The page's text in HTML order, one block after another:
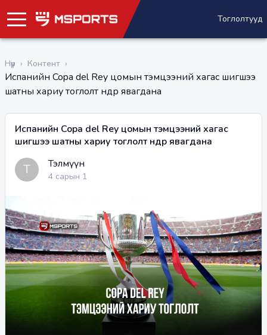
Тоглолтууд
Нүүр › Контент ›
Испанийн Copa del Rey цомын тэмцээний хагас шигшээ
шатны хариу тоглолт өнөөдөр явагдана
Испанийн Copa del Rey цомын тэмцээний хагас
шигшээ шатны хариу тоглолт өнөөдөр явагдана
Т Тэлмүүн
4 сарын 1